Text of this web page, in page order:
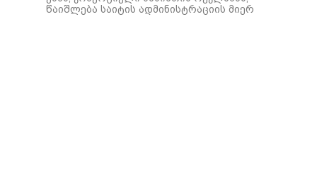
წაიშლება საიტის ადმინისტრაციის მიერ